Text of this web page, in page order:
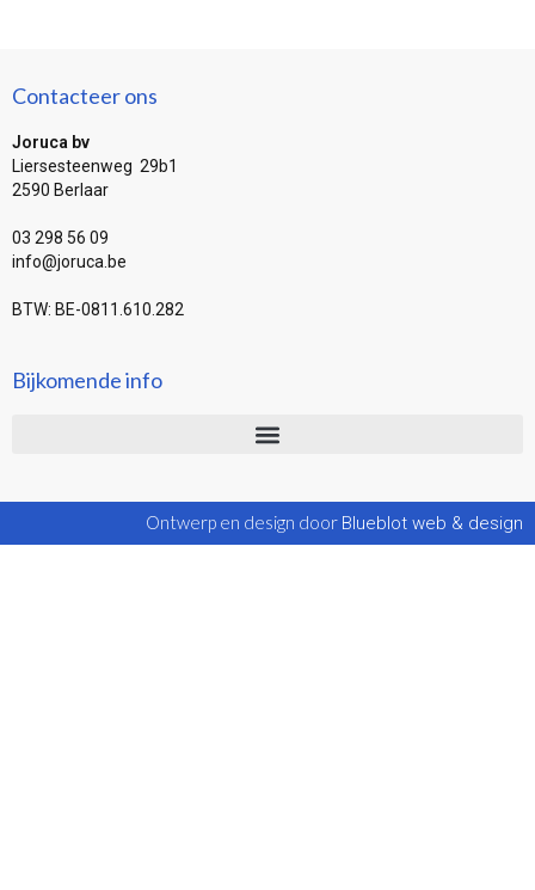
Contacteer ons
Joruca bv
Liersesteenweg 29b1
2590 Berlaar
03 298 56 09
info@joruca.be
BTW: BE-0811.610.282
Bijkomende info
Ontwerp en design door Blueblot web & design